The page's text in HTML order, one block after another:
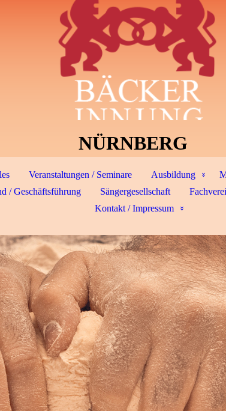
NÜRNBERG
Veranstaltungen / Seminare Ausbildung
/ Geschäftsführung Sängergesellschaft
Kontakt / Impressum